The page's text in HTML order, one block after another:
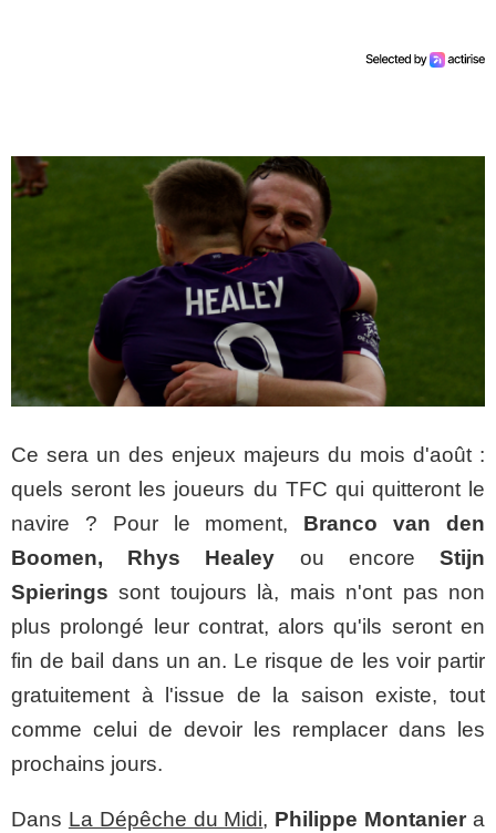
Ce sera un des enjeux majeurs du mois d'août :
quels seront les joueurs du TFC qui quitteront le
navire ? Pour le moment, Branco van den
Boomen, Rhys Healey ou encoreStijn
Spierings sont toujours là, mais n'ont pas non
plus prolongé leur contrat, alors qu'ils seront en
fin de bail dans un an. Le risque de les voir partir
gratuitement à l'issue de la saison existe, tout
comme celui de devoir les remplacer dans les
prochains jours.
Dans La Dépêche du Midi, Philippe Montanier a